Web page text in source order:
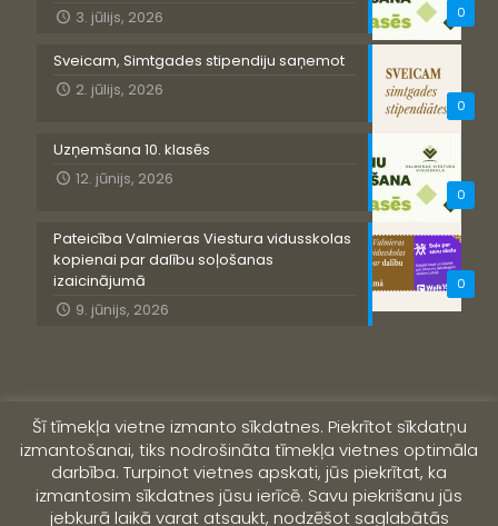
0
3. jūlijs, 2026
0
Sveicam, Simtgades stipendiju saņemot
2. jūlijs, 2026
0
Uzņemšana 10. klasēs
12. jūnijs, 2026
0
Pateicība Valmieras Viestura vidusskolas
kopienai par dalību soļošanas
izaicinājumā
9. jūnijs, 2026
Šī tīmekļa vietne izmanto sīkdatnes. Piekrītot sīkdatņu
izmantošanai, tiks nodrošināta tīmekļa vietnes optimāla
darbība. Turpinot vietnes apskati, jūs piekrītat, ka
izmantosim sīkdatnes jūsu ierīcē. Savu piekrišanu jūs
jebkurā laikā varat atsaukt, nodzēšot saglabātās